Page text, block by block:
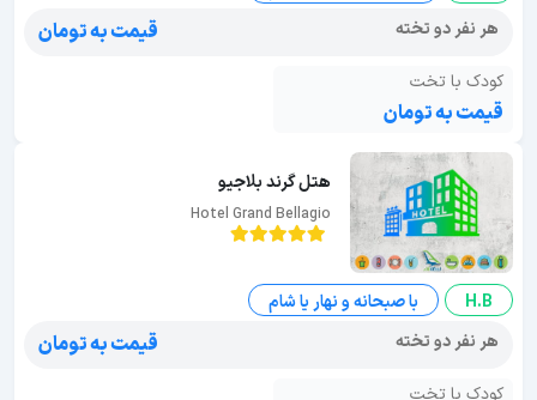
هر نفر دو تخته
قیمت به تومان
کودک با تخت
قیمت به تومان
هتل گرند بلاجیو
Hotel Grand Bellagio
H.B
با صبحانه و نهار یا شام
هر نفر دو تخته
قیمت به تومان
کودک با تخت